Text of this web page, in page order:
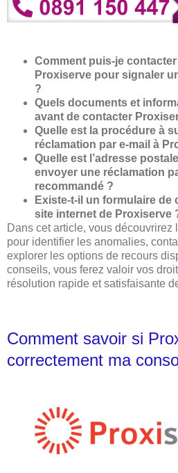
Comment puis-je
Proxiserve pour signaler
?
Quels documents et
avant de contacter
Quelle est la procédure à
réclamation par e-mail à
Quelle est l’adresse
envoyer une réclamation
recommandé ?
Existe-t-il un formulaire de
site internet de Proxiserve
Dans cet article, vous découvrirez
pour identifier les anomalies,
explorer les options de recours
conseils, vous ferez valoir vos
résolution rapide et satisfaisante
Comment savoir si
correctement ma